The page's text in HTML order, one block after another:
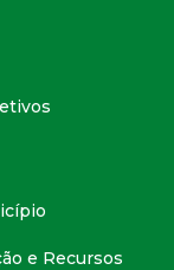
e Recursos